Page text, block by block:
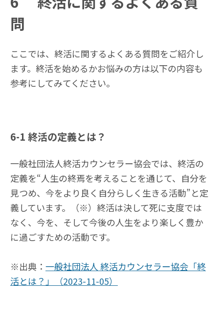
問
ここでは、終活に関するよくある質問をご紹介し
ます。終活を始めるかお悩みの方は以下の内容も
参考にしてみてください。
6-1 終活の定義とは？
一般社団法人終活カウンセラー協会では、終活の
定義を“人生の終焉を考えることを通じて、自分を
見つめ、今をより良く自分らしく生きる活動”と定
義しています。（※）終活は決して死に支度では
なく、今を、そして今後の人生をより楽しく豊か
に過ごすための活動です。
※出典： 一般社団法人 終活カウンセラー協会「終
活とは？」（2023-11-05）